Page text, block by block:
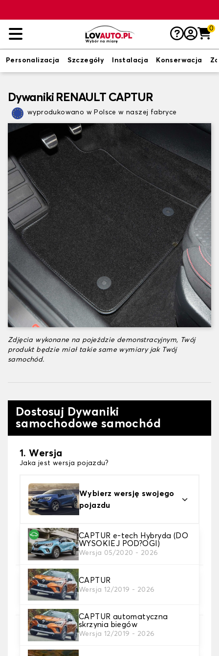
0
Personalizacja Szczegóły Instalacja Konserwacja
Dywaniki RENAULT CAPTUR
wyprodukowano w Polsce w naszej fabryce
Zdjęcia wykonane na pojeździe demonstracyjnym, Twój
produkt będzie miał takie same wymiary jak Twój
samochód.
Dostosuj Dywaniki
samochodowe samochód
1. Wersja
Jaka jest wersja pojazdu?
Wybierz wersję swojego
pojazdu
CAPTUR e-tech Hybryda (DO
WYSOKIEJ POD?OGI)
Wersja 05/2020 - 2026
CAPTUR
Wersja 12/2019 - 2026
CAPTUR automatyczna
skrzynia biegów
Wersja 12/2019 - 2026
2. Materiał
wybierz materiał dywanika samochodowego
3. gra dywanowa
wybierz liczbę potrzebnych dywaników
samochodowych
4. Kolory dywanów
wybierz kolor dywanika samochód.